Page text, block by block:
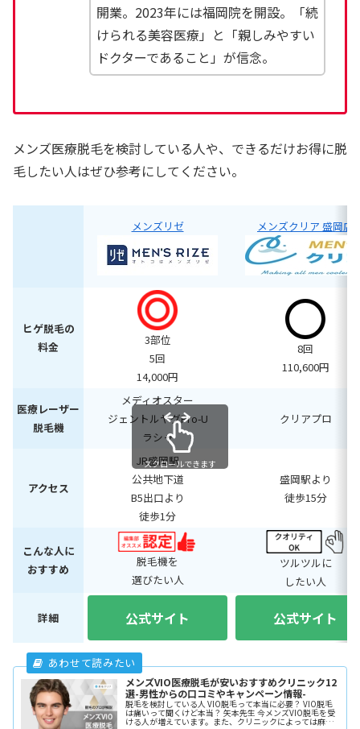
開業。2023年には福岡院を開設。「続
けられる美容医療」と「親しみやすい
ドクターであること」が信念。
メンズ医療脱毛を検討している人や、できるだけお得に脱
毛したい人はぜひ参考にしてください。
メンズリゼ メンズクリア 盛岡店
ヒゲ脱毛の
料金
3部位
5回
14,000円
8回
110,600円
医療レーザー
脱毛機
メディオスター
ジェントルヤグPro-U
ラシャ
クリアプロ
アクセス
JR盛岡駅
公共地下道
B5出口より
徒歩1分
盛岡駅より
徒歩15分
こんな人に
おすすめ
脱毛機を
選びたい人
ツルツルに
したい人
詳細 公式サイト 公式サイト
スクロールできます
メンズVIO医療脱毛が安いおすすめクリニック12
選-男性からの口コミやキャンペーン情報-
脱毛を検討している人 VIO脱毛って本当に必要？ VIO脱毛
は痛いって聞くけど本当？ 矢本先生 今メンズVIO脱毛を受
ける人が増えています。また、クリニックによっては麻酔